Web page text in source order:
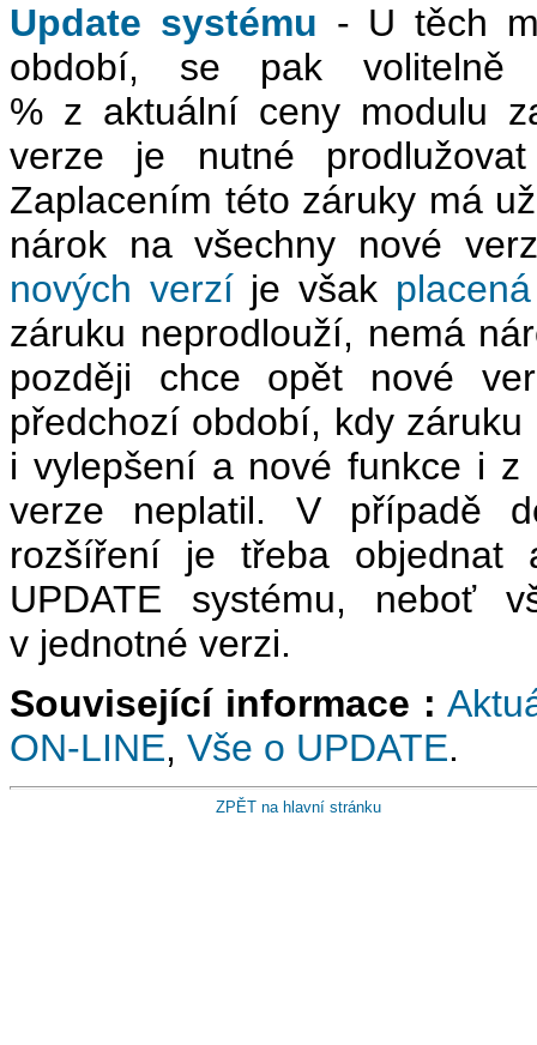
Update systému - U těch
období, se pak volitelně
% z aktuální ceny modulu
verze je nutné
Zaplacením této záruky má
nárok na všechny nové
nových verzíje však
záruku neprodlouží, nemá
později chce opět nové
předchozí období, kdy
i vylepšení a nové funkce i
verze neplatil. V případě
rozšíření je třeba objednat
UPDATE systému, neboť
v jednotné verzi.
Související informace :
ON-LINE, Vše o UPDATE.
ZPĚT na hlavní stránku